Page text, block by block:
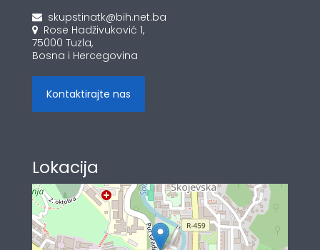
skupstinatk@bih.net.ba
Rose Hadživuković 1,
75000 Tuzla,
Bosna i Hercegovina
Kontaktirajte nas
Lokacija